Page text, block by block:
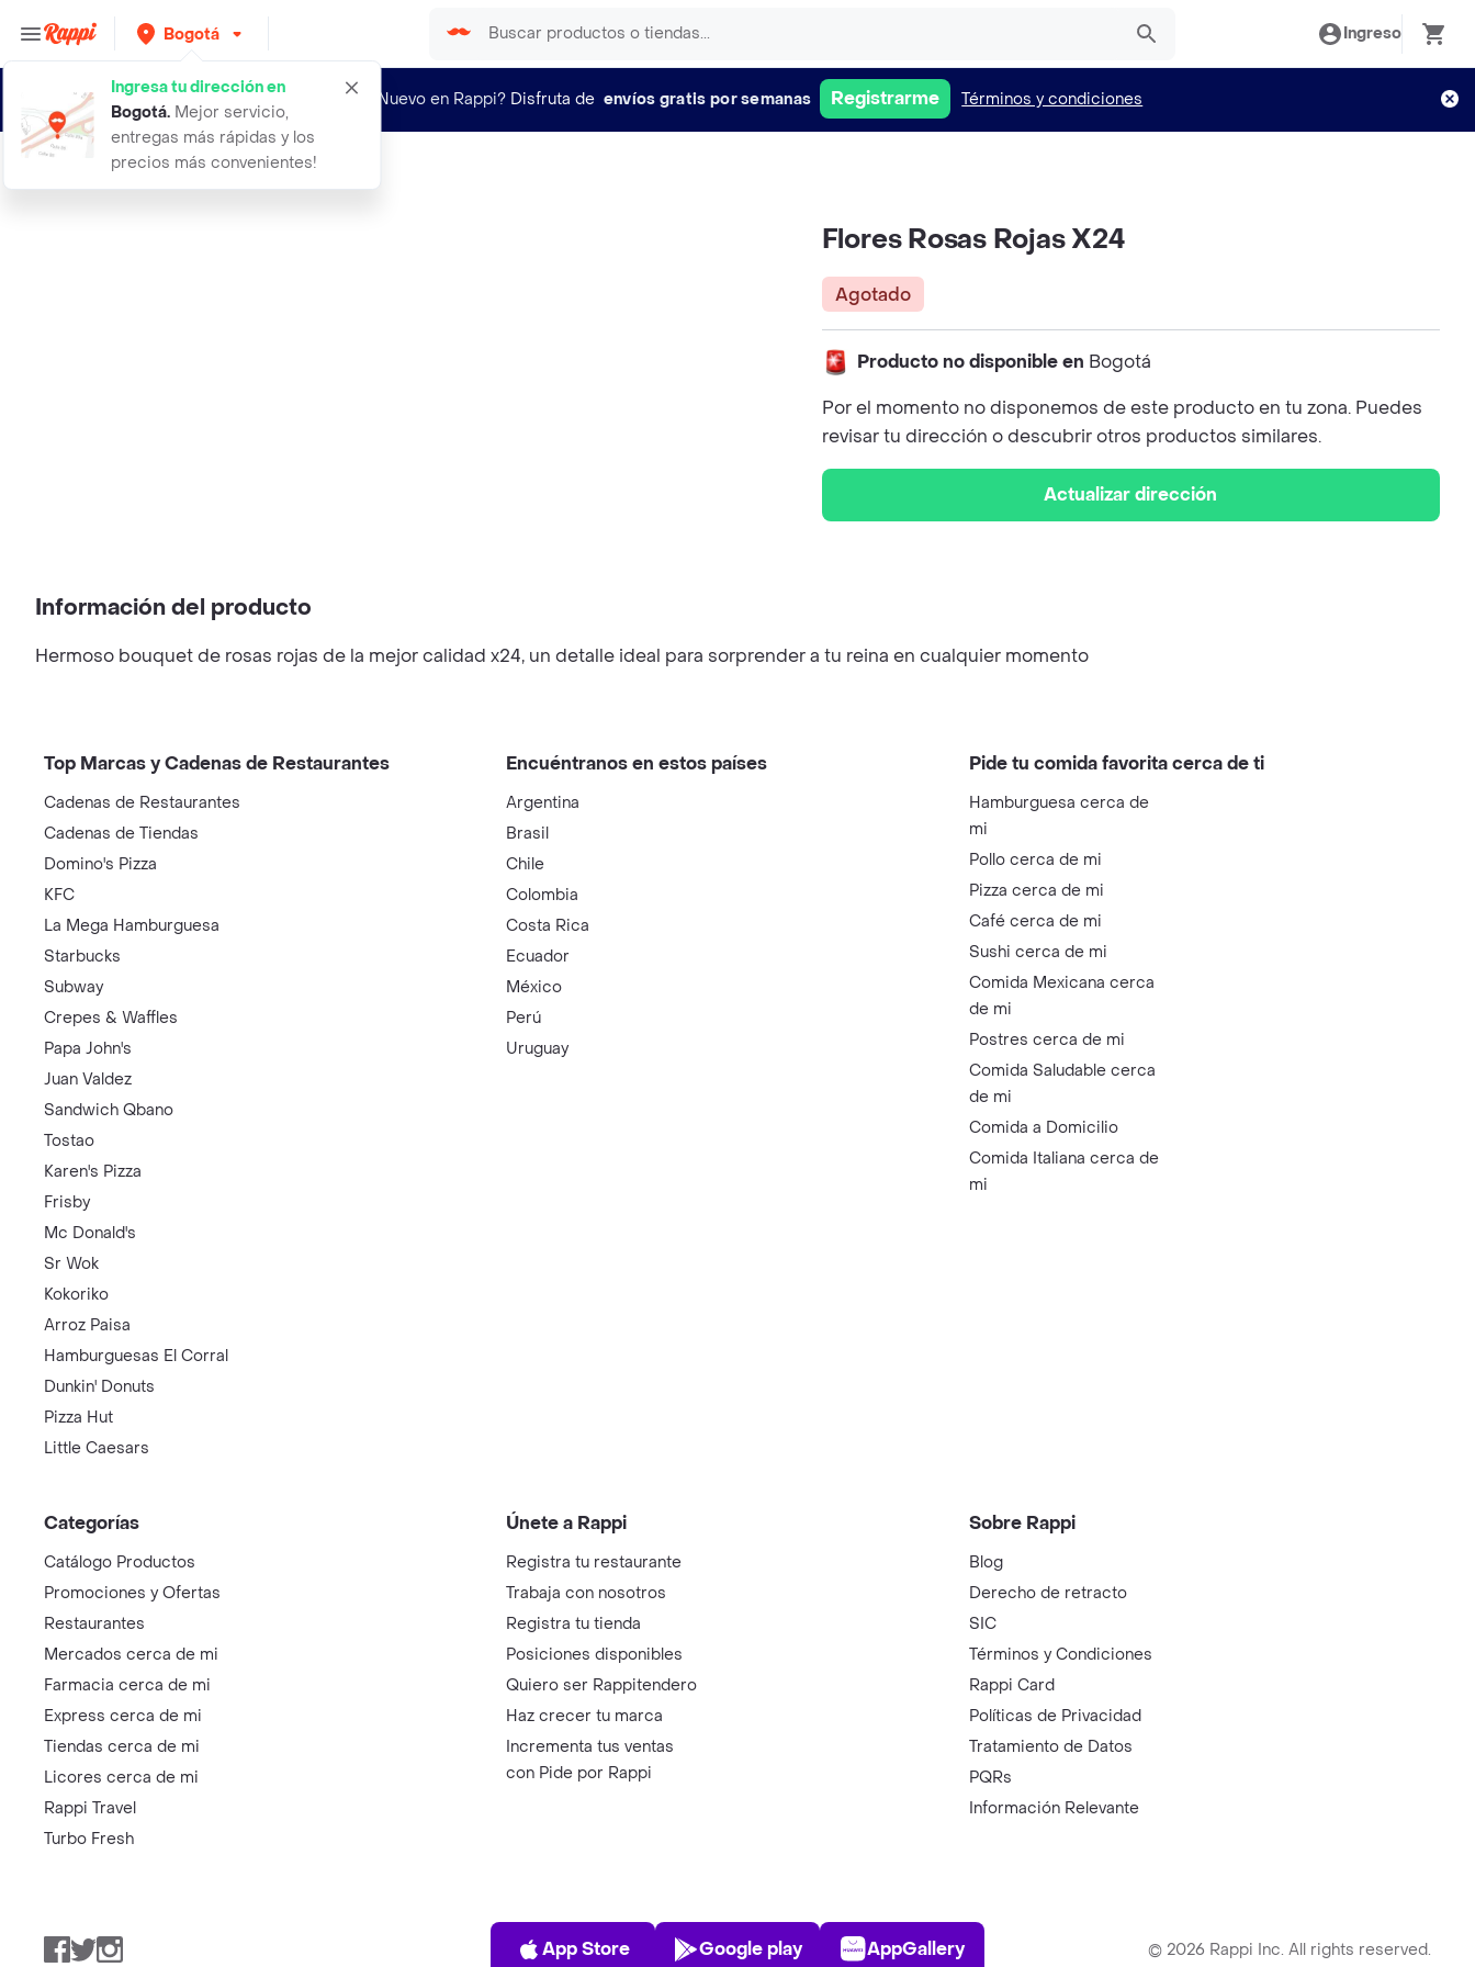
Bogotá
Ingresa tu dirección en
Bogotá. Mejor servicio,
entregas más rápidas y los
precios más convenientes!
Ingreso
¿Nuevo en Rappi? Disfruta de envíos gratis por semanas Registrarme Términos y condiciones
flores rosas rojas x24
Flores Rosas Rojas X24
Agotado
Producto no disponible en Bogotá
Por el momento no disponemos de este producto en tu zona. Puedes
revisar tu dirección o descubrir otros productos similares.
Actualizar dirección
Información del producto
Hermoso bouquet de rosas rojas de la mejor calidad x24, un detalle ideal para sorprender a tu reina en cualquier momento
Top Marcas y Cadenas de Restaurantes
Cadenas de Restaurantes
Cadenas de Tiendas
Domino's Pizza
KFC
La Mega Hamburguesa
Starbucks
Subway
Crepes & Waffles
Papa John's
Juan Valdez
Sandwich Qbano
Tostao
Karen's Pizza
Frisby
Mc Donald's
Sr Wok
Kokoriko
Arroz Paisa
Hamburguesas El Corral
Dunkin' Donuts
Pizza Hut
Little Caesars
Encuéntranos en estos países
Argentina
Brasil
Chile
Colombia
Costa Rica
Ecuador
México
Perú
Uruguay
Pide tu comida favorita cerca de ti
Hamburguesa cerca de
mi
Pollo cerca de mi
Pizza cerca de mi
Café cerca de mi
Sushi cerca de mi
Comida Mexicana cerca
de mi
Postres cerca de mi
Comida Saludable cerca
de mi
Comida a Domicilio
Comida Italiana cerca de
mi
Categorías
Catálogo Productos
Promociones y Ofertas
Restaurantes
Mercados cerca de mi
Farmacia cerca de mi
Express cerca de mi
Tiendas cerca de mi
Licores cerca de mi
Rappi Travel
Turbo Fresh
Únete a Rappi
Registra tu restaurante
Trabaja con nosotros
Registra tu tienda
Posiciones disponibles
Quiero ser Rappitendero
Haz crecer tu marca
Incrementa tus ventas
con Pide por Rappi
Sobre Rappi
Blog
Derecho de retracto
SIC
Términos y Condiciones
Rappi Card
Políticas de Privacidad
Tratamiento de Datos
PQRs
Información Relevante
Facebook
TwitterInstagram
App Store
App Store
Play Store
Google play
AppGallery
AppGallery © 2026 Rappi Inc. All rights reserved.